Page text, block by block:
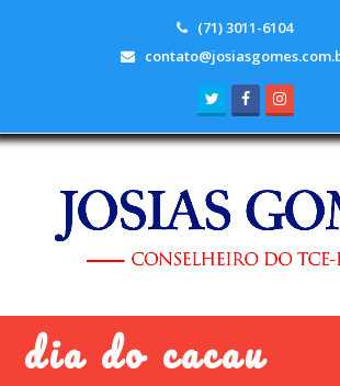
(71) 3011-6104
TwitterFacebook
dia do cacau